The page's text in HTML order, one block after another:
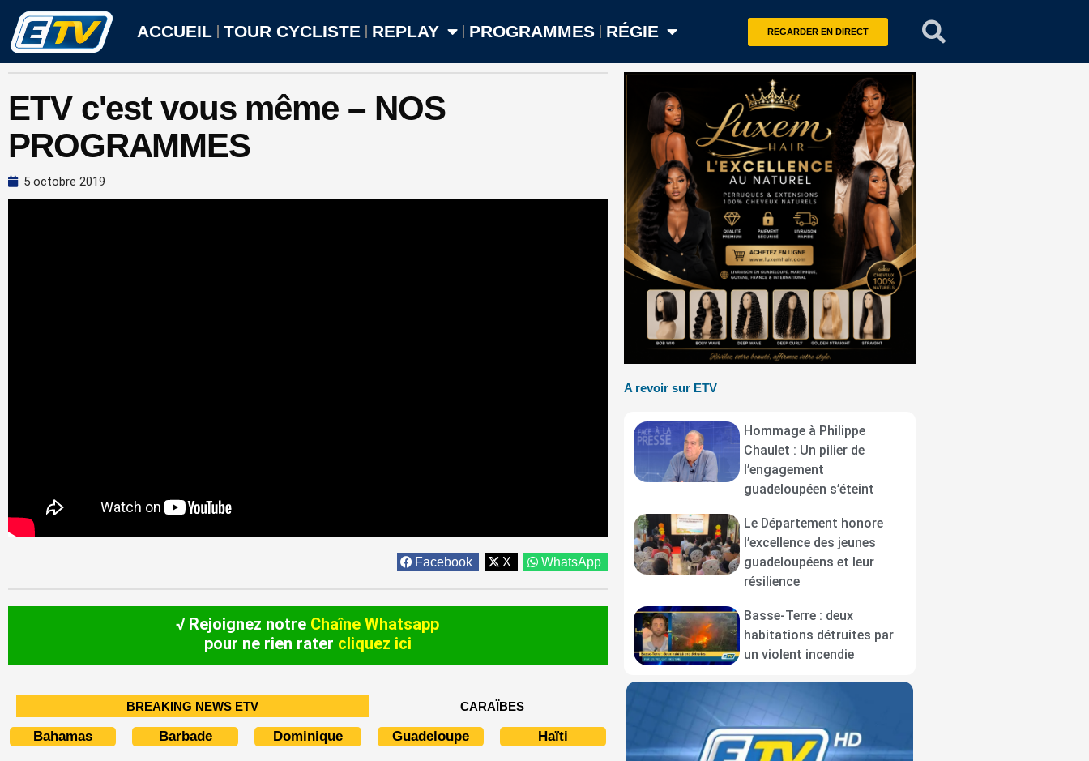
Aller
contenu
ACCUEIL TOUR CYCLISTE REPLAY PROGRAMMES RÉGIE REGARDER EN DIRECT
ETV c'est vous même – NOS
PROGRAMMES
5 octobre 2019
Facebook X WhatsApp
√ Rejoignez notre Chaîne Whatsapp
pour ne rien rater cliquez ici
BREAKING NEWS ETV CARAÏBES
Bahamas Barbade Dominique Guadeloupe Haïti
A revoir sur ETV
Hommage à Philippe
Chaulet : Un pilier de
l’engagement
guadeloupéen s’éteint
Le Département honore
l’excellence des jeunes
guadeloupéens et leur
résilience
Basse-Terre : deux
habitations détruites par
un violent incendie